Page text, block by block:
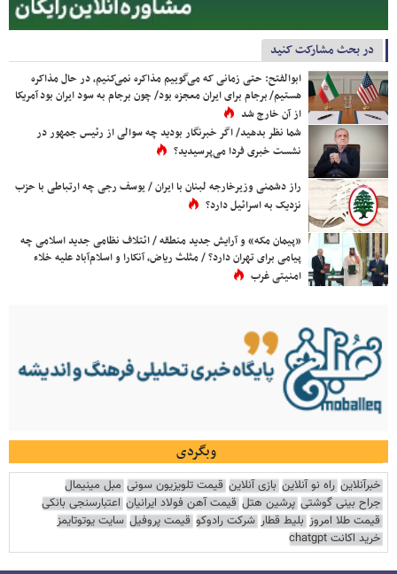
در بحث مشارکت کنید
ابوالفتح: حتی زمانی که می‌گوییم مذاکره نمی‌کنیم، در حال مذاکره
هستیم/ برجام برای ایران معجزه بود/ چون برجام به سود ایران بود آمریکا
از آن خارج شد
شما نظر بدهید/ اگر خبرنگار بودید چه سوالی از رئیس جمهور در
نشست خبری فردا می‌پرسیدید؟
راز دشمنی وزیرخارجه لبنان با ایران / یوسف رجی چه ارتباطی با حزب
نزدیک به اسرائیل دارد؟
«پیمان مکه» و آرایش جدید منطقه / ائتلاف نظامی جدید اسلامی چه
پیامی برای تهران دارد؟ / مثلث ریاض، آنکارا و اسلام‌آباد علیه خلاء
امنیتی غرب
وبگردی
خبرآنلاین راه نو آنلاین بازی آنلاین قیمت تلویزیون سونی مبل مینیمال
جراح بینی گوشتی پرشین هتل قیمت آهن فولاد ایرانیان اعتبارسنجی بانکی
قیمت طلا امروز بلیط قطار شرکت رادوکو قیمت پروفیل سایت یوتوتایمز
خرید اکانت chatgpt